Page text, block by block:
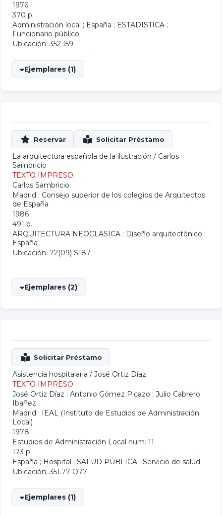
1976
370 p.
Administración local ; España ; ESTADISTICA ;
Funcionario público
Ubicación: 352 I59
Ejemplares (1)
La arquitectura española de la ilustración / Carlos
Sambricio
TEXTO IMPRESO
Carlos Sambricio
Madrid : Consejo superior de los colegios de Arquitectos
de España
1986
491 p.
ARQUITECTURA NEOCLASICA ; Diseño arquitectónico ;
España
Ubicación: 72(09) S187
Ejemplares (2)
Asistencia hospitalaria / José Ortiz Díaz
TEXTO IMPRESO
José Ortiz Díaz ; Antonio Gómez Picazo ; Julio Cabrero
Ibañez
Madrid : IEAL (Instituto de Estudios de Administración
Local)
1978
Estudios de Administración Local num. 11
173 p.
España ; Hospital ; SALUD PÚBLICA ; Servicio de salud
Ubicación: 351.77 O77
Ejemplares (1)